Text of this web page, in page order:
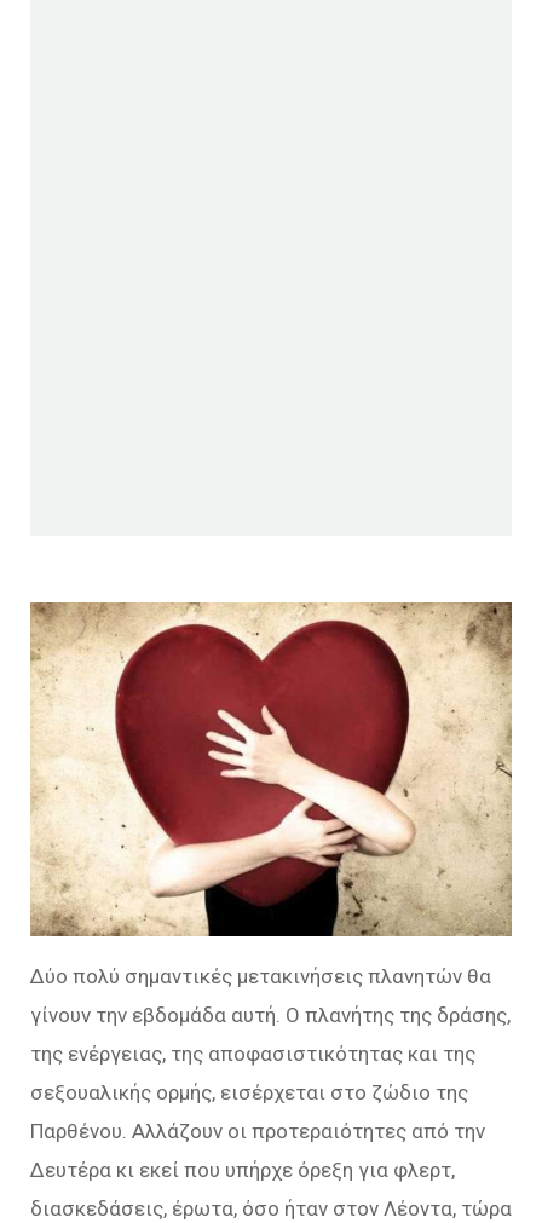
Δύο πολύ σημαντικές μετακινήσεις πλανητών θα
γίνουν την εβδομάδα αυτή. Ο πλανήτης της δράσης,
της ενέργειας, της αποφασιστικότητας και της
σεξουαλικής ορμής, εισέρχεται στο ζώδιο της
Παρθένου. Αλλάζουν οι προτεραιότητες από την
Δευτέρα κι εκεί που υπήρχε όρεξη για φλερτ,
διασκεδάσεις, έρωτα, όσο ήταν στον Λέοντα, τώρα